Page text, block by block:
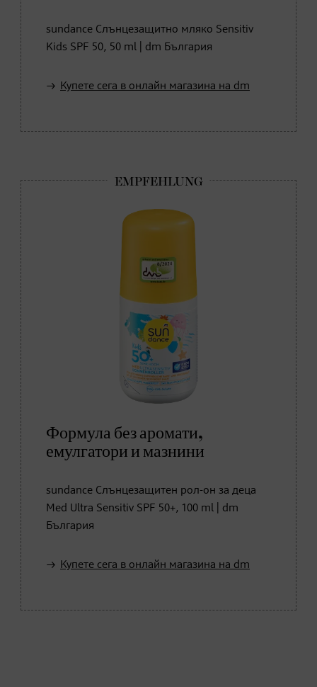
sundance Слънцезащитно мляко Sensitiv
Kids SPF 50, 50 ml | dm България
Купете сега в онлайн магазина на dm
Формула без аромати,
емулгатори и мазнини
sundance Слънцезащитен рол-он за деца
Med Ultra Sensitiv SPF 50+, 100 ml | dm
България
Купете сега в онлайн магазина на dm